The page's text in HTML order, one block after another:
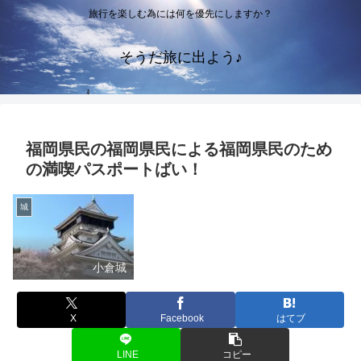
旅行を楽しむ為には何を優先にしますか？
そうだ旅に出よう♪
福岡県民の福岡県民による福岡県民のため
の満喫パスポートばい！
城
小倉城
X Facebook はてブ
LINE コピー